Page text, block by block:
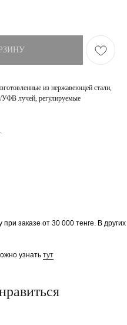
из нержавеющей стали,
УФВ лучей, регулируемые
заказе от 30 000 тенге. В других
узнать тут